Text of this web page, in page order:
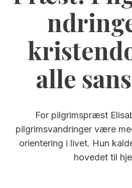
alle
For pilgrimspræst
pilgrimsvandringer være
orientering i livet. Hun
hovedet til